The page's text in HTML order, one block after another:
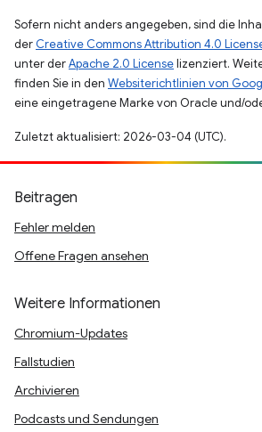
Sofern nicht anders angegeben, sind die
der Creative Commons Attribution 4.0
unter derApache 2.0 Licenselizenziert.
finden Sie in den Websiterichtlinien von
eine eingetragene Marke von Oracle und/
Zuletzt aktualisiert: 2026-03-04 (UTC).
Beitragen
Fehler melden
Offene Fragen ansehen
Weitere Informationen
Chromium-Updates
Fallstudien
Archivieren
Podcasts und Sendungen